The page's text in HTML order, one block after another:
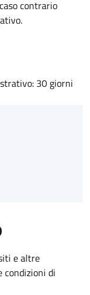
contrario
30 giorni
e altre
di